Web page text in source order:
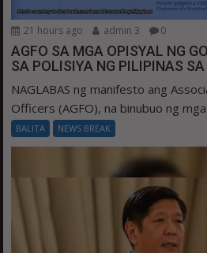
21 hours ago admin 3 0
AGFO SA MGA OPISYAL NG
SA POLISIYA NG PILIPINAS
NAGLABAS ng manifesto ang
Officers (AGFO), na binubuo ng
BALITA NEWS BREAK